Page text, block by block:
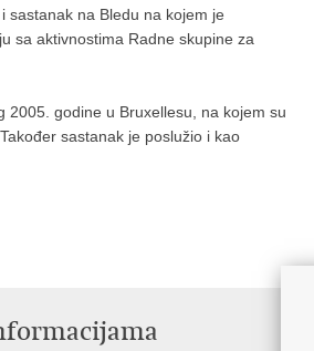
sastanak na Bledu na kojem je
sa aktivnostima Radne skupine za
2005. godine u Bruxellesu, na kojem su
sastanak je poslužio i kao